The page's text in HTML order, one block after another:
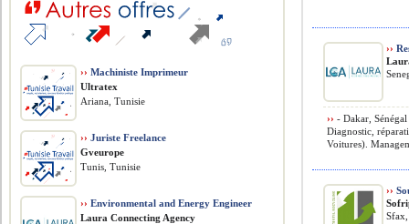
››
›› - Dakar,
Diagnostic,
Voitures).
››
›› Machiniste Imprimeur
Ultratex
Ariana, Tunisie
›› Juriste Freelance
Gveurope
Tunis, Tunisie
›› Environmental and Energy Engineer
Laura Connecting Agency